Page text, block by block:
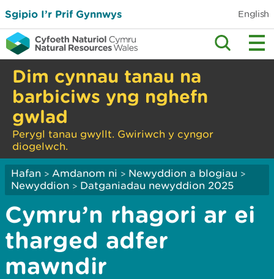
Sgipio I’r Prif Gynnwys English
Dim cynnau tanau na
barbiciws yng nghefn
gwlad
Perygl tanau gwyllt. Gwiriwch y cyngor
diogelwch.
Hafan > Amdanom ni > Newyddion a blogiau >
Newyddion > Datganiadau newyddion 2025
Cymru’n rhagori ar ei
tharged adfer
mawndir